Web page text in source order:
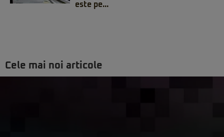
este pe...
Cele mai noi articole